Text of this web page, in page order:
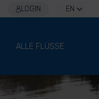
LOGIN EN
ALLE FLÜSSE